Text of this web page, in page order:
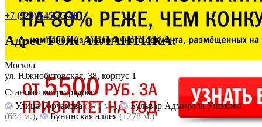
+7 (929) 645-75-48
АдресТСЖ АТЛАНТИКА:
Москва
ул. Южнобутовская, 38, корпус 1
Станции метро рядом:
Улица Горчакова(277 м.),
Бульвар Адмирала Ушакова
(684 м.), Бунинская аллея(1278 м.)